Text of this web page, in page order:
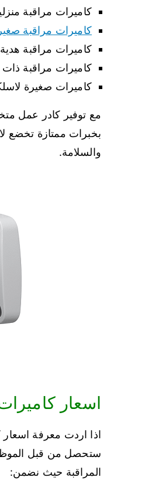
كاميرات مراقبة
كاميرات مراقبة
كاميرات مراقبة هدية
كاميرات مراقبة
كاميرات صغيرة
مع توفير كادر عمل
بخبرات ممتازة تخضع
والسلامة.
اسعار
ستحصل من قبل
المراقبة حيث نضمن: